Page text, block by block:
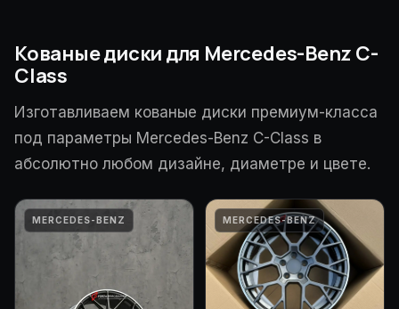
Кованые диски для Mercedes-Benz C-
Class
Изготавливаем кованые диски премиум-класса
под параметры Mercedes-Benz C-Class в
абсолютно любом дизайне, диаметре и цвете.
MERCEDES-BENZ MERCEDES-BENZ